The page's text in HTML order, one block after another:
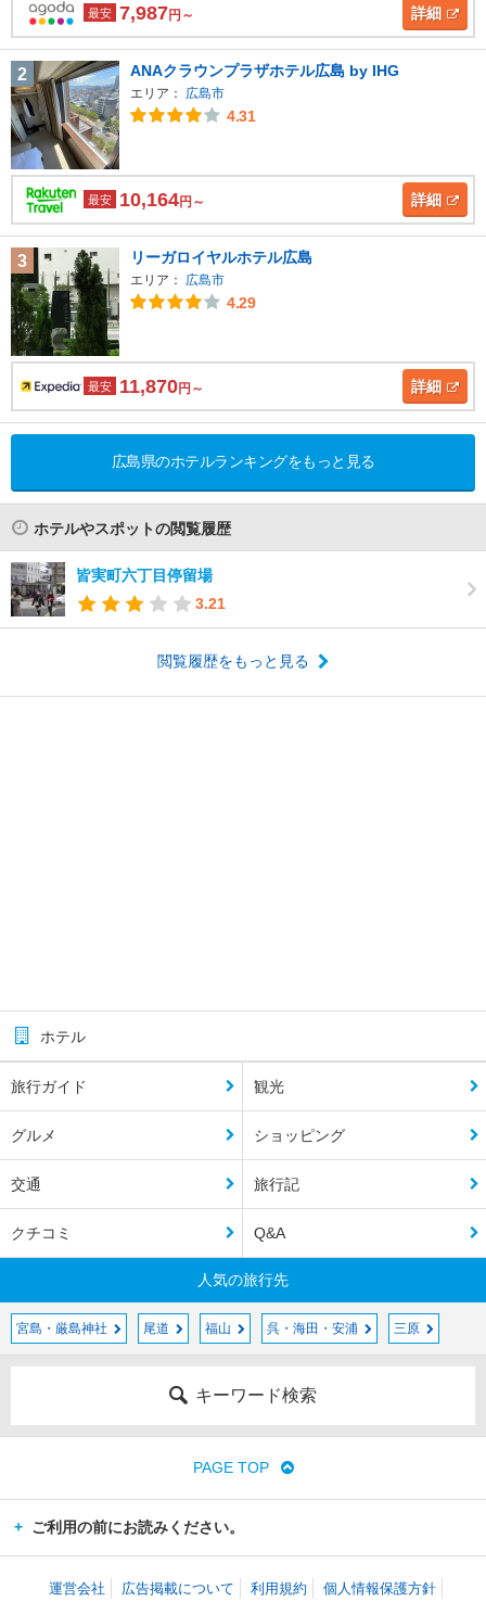
最安 7,987円～ 詳細
2 ANAクラウンプラザホテル広島 by IHG
エリア： 広島市
4.31
最安 10,164円～ 詳細
3 リーガロイヤルホテル広島
エリア： 広島市
4.29
最安 11,870円～ 詳細
広島県のホテルランキングをもっと見る
ホテルやスポットの閲覧履歴
皆実町六丁目停留場
3.21
閲覧履歴をもっと見る
ホテル
旅行ガイド 観光
グルメ ショッピング
交通 旅行記
クチコミ Q&A
人気の旅行先
宮島・厳島神社 尾道 福山 呉・海田・安浦 三原
キーワード検索
PAGE TOP
ご利用の前にお読みください。
運営会社 広告掲載について 利用規約 個人情報保護方針